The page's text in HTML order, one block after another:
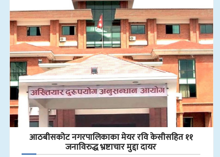
आठबीसकोट नगरपालिकाका मेयर रवि केसीसहित ११
जनाविरुद्ध भ्रष्टाचार मुद्दा दायर